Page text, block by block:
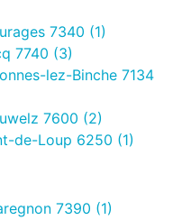
7340 (1)
7740 (3)
lez-Binche 7134
7600 (2)
de-Loup 6250 (1)
7390 (1)